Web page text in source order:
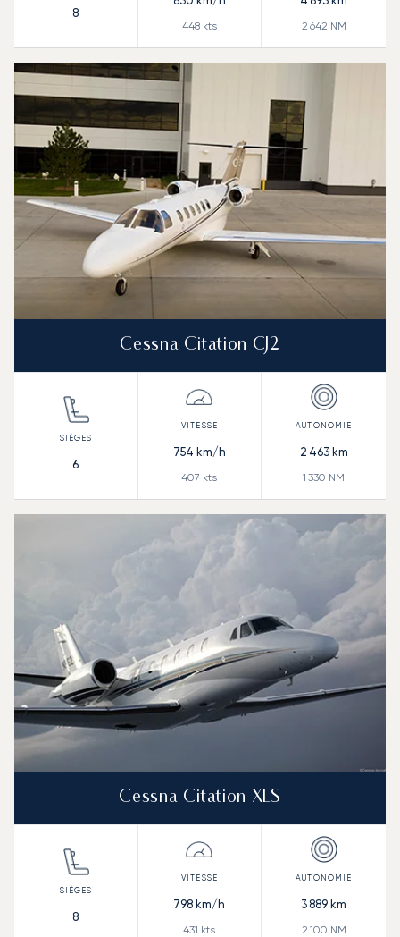
8
448kts 2 642 NM
Cessna Citation CJ2
6
754 km/h
407 kts
2 463km
1 330 NM
Cessna Citation XLS
8
798 km/h
431 kts
3 889 km
2 100 NM